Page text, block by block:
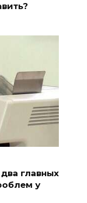
главных
у